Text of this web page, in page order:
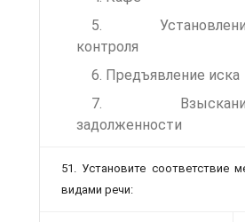
5.
контроля
6. Предъявление иска
7.
задолженности
51. Установите соответствие
видами речи: